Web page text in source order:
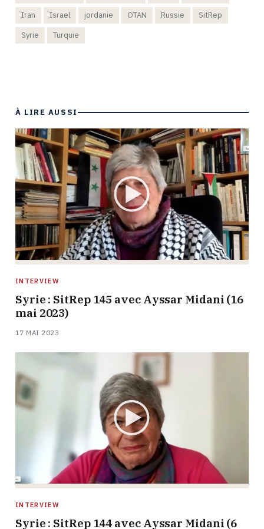
Iran
Israel jordanie OTAN Russie
SitRep
Syrie
Turquie
À LIRE AUSSI
INTERVIEW
Syrie : SitRep 145 avec Ayssar Midani (16
mai 2023)
17 MAI 2023
INTERVIEW
Syrie : SitRep 144 avec Ayssar Midani (6